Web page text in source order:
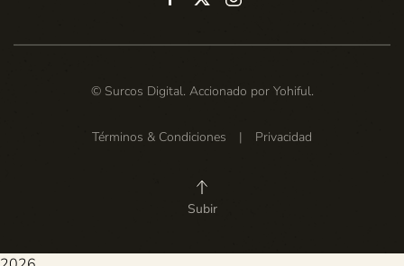
© Surcos Digital. Accionado por Yohiful.
Términos & Condiciones | Privacidad
Subir